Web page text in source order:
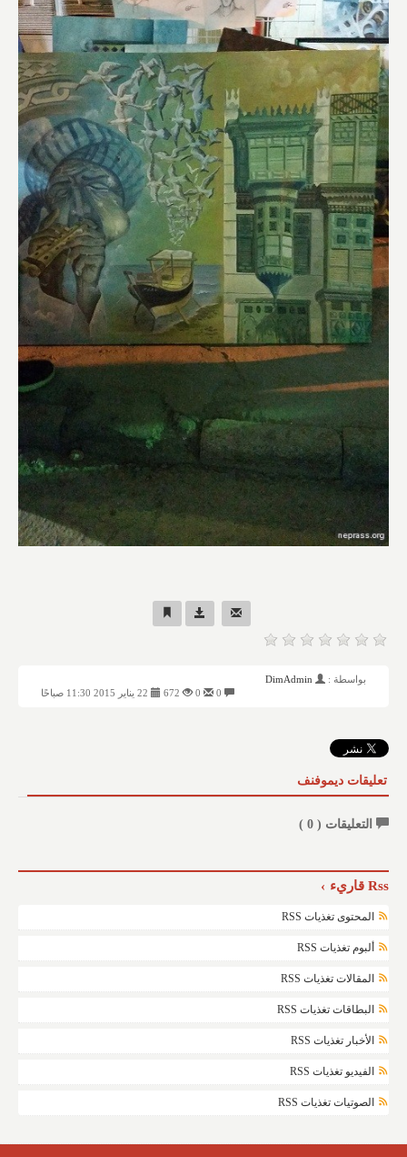
بواسطة :
DimAdmin
672
تعليقات ديموفنف
التعليقات ( 0
)
Rss قاريء
المحتوى تغذيات RSS
ألبوم تغذيات RSS
المقالات تغذيات RSS
البطاقات تغذيات RSS
الأخبار تغذيات RSS
الفيديو تغذيات RSS
الصوتيات تغذيات RSS